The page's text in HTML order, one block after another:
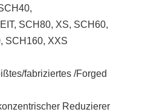
SCH80, XS, SCH60,
SCH160, XXS
fabriziertes /Forged
Reduzierer